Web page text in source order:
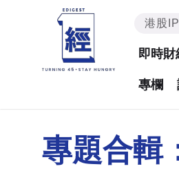
港股
即時財
專欄
專題合輯